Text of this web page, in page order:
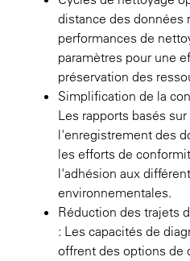
distance des données
performances de
paramètres pour une
préservation des
Simplification de la
Les rapports basés
l'enregistrement des
les efforts de
l'adhésion aux
environnementales.
Réduction des trajets
: Les capacités de
offrent des options de